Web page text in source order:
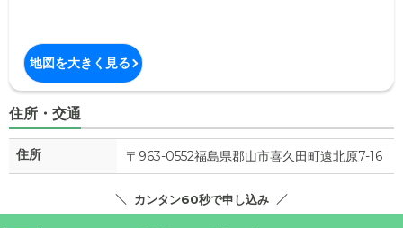
地図を大きく見る
住所・交通
住所 〒963-0552福島県郡山市喜久田町遠北原7-16
カンタン60秒で申し込み